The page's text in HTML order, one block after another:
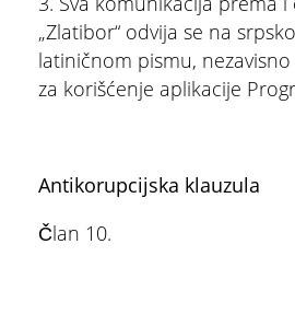
„Zlatibor“ odvija se na
latiničnom pismu,
za korišćenje aplikacije
Antikorupcijska klauzula
Član 10.